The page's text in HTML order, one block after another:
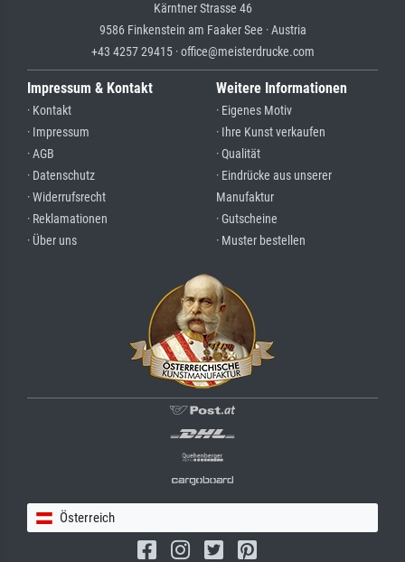
Kärntner Strasse 46
9586 Finkenstein am Faaker See · Austria
+43 4257 29415 · office@meisterdrucke.com
Impressum & Kontakt
· Kontakt
· Impressum
· AGB
· Datenschutz
· Widerrufsrecht
· Reklamationen
· Über uns
Weitere Informationen
· Eigenes Motiv
· Ihre Kunst verkaufen
· Qualität
· Eindrücke aus unserer
Manufaktur
· Gutscheine
· Muster bestellen
Österreich